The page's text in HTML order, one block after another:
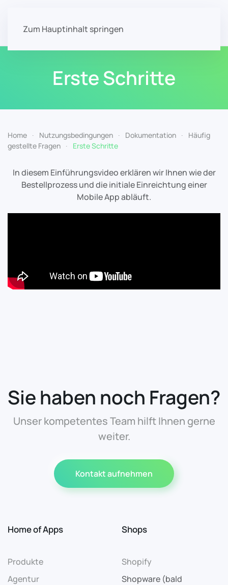
Zum Hauptinhalt springen
Erste Schritte
Home Nutzungsbedingungen Dokumentation
Häufig
gestellte Fragen
Erste Schritte
In diesem Einführungsvideo erklären wir Ihnen wie der
Bestellprozess und die initiale Einreichtung einer
Mobile App abläuft.
Sie haben noch Fragen?
Unser kompetentes Team hilft Ihnen gerne
weiter.
Kontakt aufnehmen
Home of Apps
Produkte
Agentur
Shops
Shopify
Shopware (bald